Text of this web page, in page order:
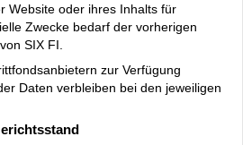
Website oder ihres Inhalts für
Zwecke bedarf der vorherigen
SIX FI.
zur Verfügung
Daten verbleiben bei den jeweiligen